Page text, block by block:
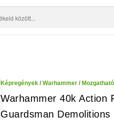
Képregények / Warhammer /
Warhammer 40k Action
Guardsman